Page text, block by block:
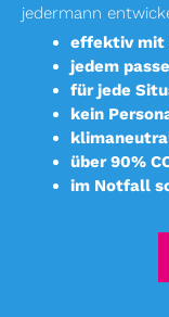
jedermann
effektiv mit
jedem
für jede
kein
über 90%
im Notfall